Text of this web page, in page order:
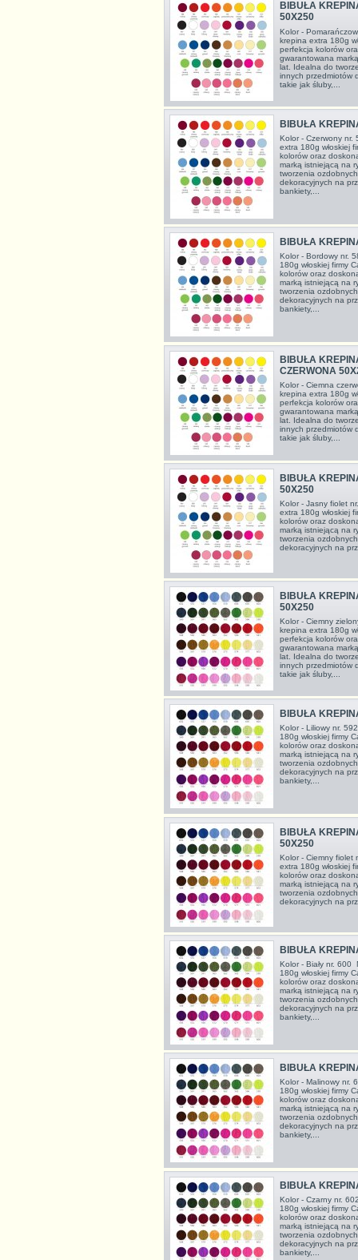
BIBUŁA
50X250
Kolor -
krepina extra 180g
perfekcja kolorów
gwarantowana
lat. Idealna do
innych przedmiotów
takie jak śluby,...
BIBUŁA
Kolor - Czerwony nr.
extra 180g włoskiej
kolorów oraz
marką istniejącą na
tworzenia
dekoracyjnych na
bankiety,...
BIBUŁA
Kolor - Bordowy nr.
180g włoskiej firmy
kolorów oraz
marką istniejącą na
tworzenia
dekoracyjnych na
bankiety,...
BIBUŁA
CZERWONA
Kolor - Ciemna
krepina extra 180g
perfekcja kolorów
gwarantowana
lat. Idealna do
innych przedmiotów
takie jak śluby,...
BIBUŁA
50X250
Kolor - Jasny fiolet
extra 180g włoskiej
kolorów oraz
marką istniejącą na
tworzenia
dekoracyjnych na
BIBUŁA
50X250
Kolor - Ciemny
krepina extra 180g
perfekcja kolorów
gwarantowana
lat. Idealna do
innych przedmiotów
takie jak śluby,...
BIBUŁA
Kolor - Liliowy nr.
180g włoskiej firmy
kolorów oraz
marką istniejącą na
tworzenia
dekoracyjnych na
bankiety,...
BIBUŁA
50X250
Kolor - Ciemny fiolet
extra 180g włoskiej
kolorów oraz
marką istniejącą na
tworzenia
dekoracyjnych na
BIBUŁA
Kolor - Biały nr. 600
180g włoskiej firmy
kolorów oraz
marką istniejącą na
tworzenia
dekoracyjnych na
bankiety,...
BIBUŁA
Kolor - Malinowy nr.
180g włoskiej firmy
kolorów oraz
marką istniejącą na
tworzenia
dekoracyjnych na
bankiety,...
BIBUŁA
Kolor - Czarny nr.
180g włoskiej firmy
kolorów oraz
marką istniejącą na
tworzenia
dekoracyjnych na
bankiety,...